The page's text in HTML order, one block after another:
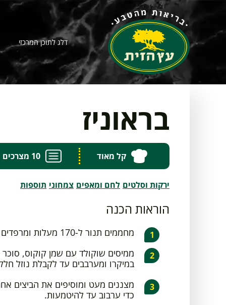
דלג לתוכן המרכזי
בראוניז
קל מאוד 10 מצרכים
ירקות וסלטים לחם ומאפים צמחוני תוספות
הוראות הכנה
מחממים תנור ל-170 מעלות ומרפדים תבנית בנייר אפייה.
ממיסים שוקולד עם שמן קוקוס, סוכר
במיקרו ומערבבים עד לקבלת נוזל
מצננים מעט ומוסיפים את הביצים
כדי ערבוב עד להיטמעות.